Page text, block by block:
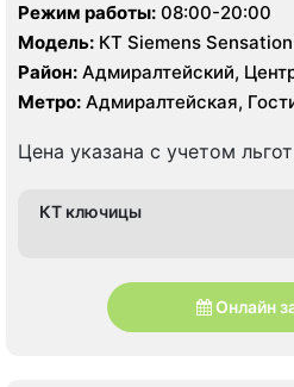
Режим работы: 08:00-20:00
Модель: КТ Siemens
Район: Адмиралтейский,
Метро: Адмиралтейская,
Цена указана с учетом
КТ ключицы
Онлайн